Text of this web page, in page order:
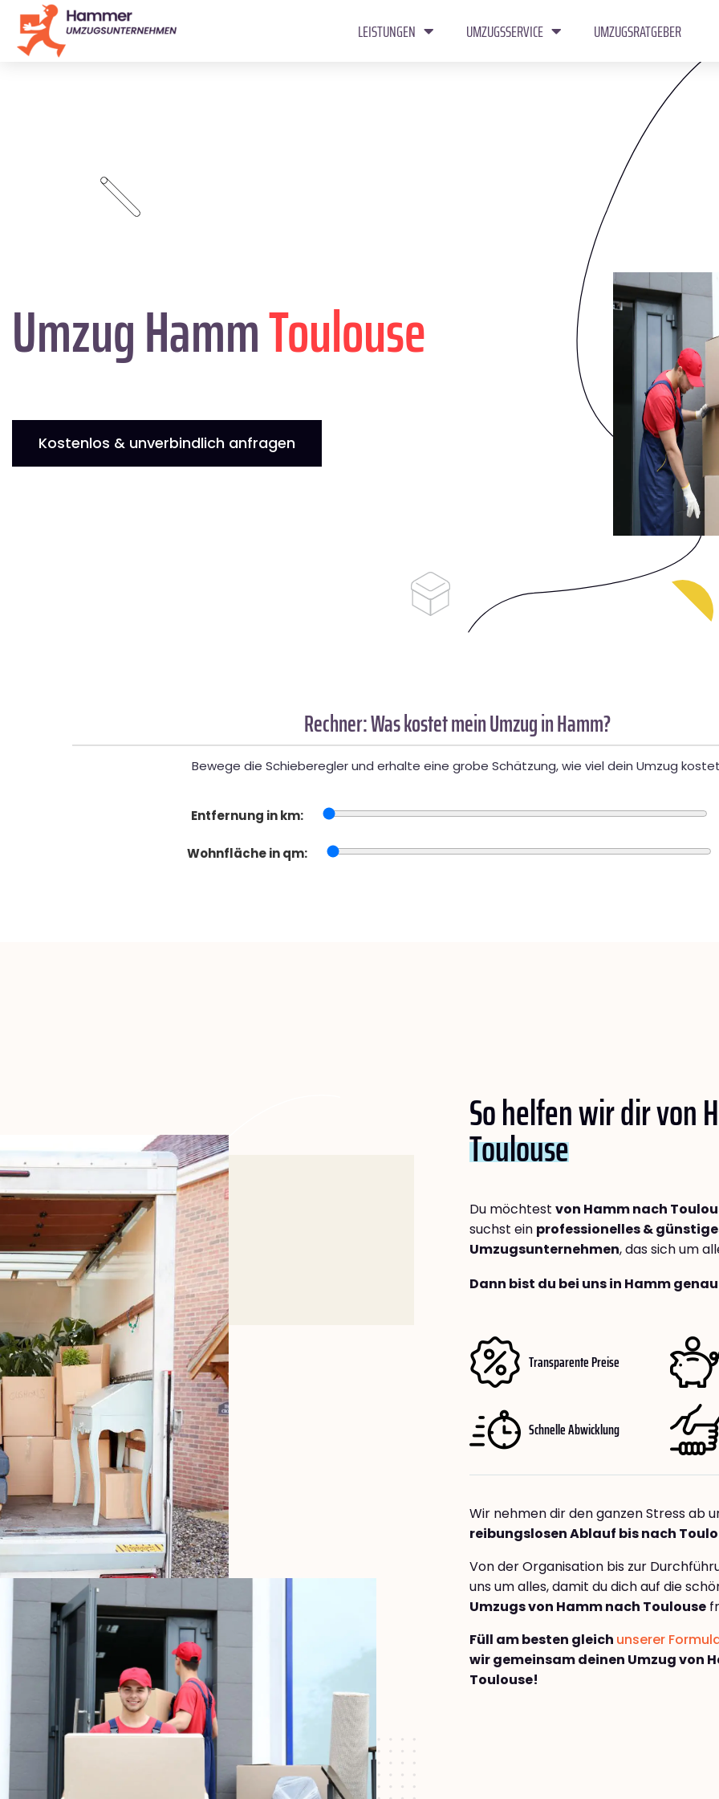
LEISTUNGEN UMZUGSSERVICE UMZUGSRATGEBER
Umzug HammToulouse
Kostenlos & unverbindlich anfragen
Rechner: Was kostet mein Umzug in Hamm?
Bewege die Schieberegler und erhalte eine grobe Schätzung, wie viel dein Umzug
Entfernung in km:
Wohnfläche in qm:
So helfen wir dir von
Toulouse
Du möchtest von Hamm nach
suchst ein professionelles &
Umzugsunternehmen, das sich um
Dann bist du bei uns in Hamm
Transparente Preise
Schnelle Abwicklung
Wir nehmen dir den ganzen Stress ab
reibungslosen Ablauf bis nach
Von der Organisation bis zur
uns um alles, damit du dich auf die
Umzugs von Hamm nach Toulouse
Füll am besten gleich unserer
wir gemeinsam deinen Umzug von
Toulouse!